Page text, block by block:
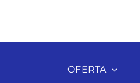
OFERTA